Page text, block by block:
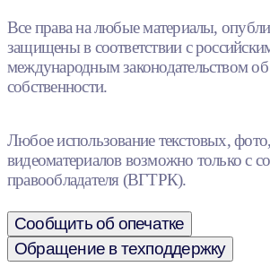
Все права на любые материалы,
защищены в соответствии с
международным законодательством об
собственности.
Любое использование текстовых,
видеоматериалов возможно только с
правообладателя (ВГТРК).
Сообщить об опечатке
Обращение в техподдержку